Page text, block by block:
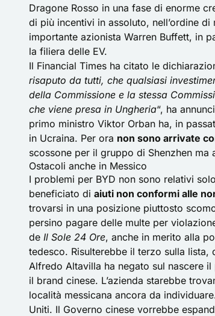
Dragone Rosso in una fase di enorme
di più incentivi in assoluto, nell’ordine
importante azionista Warren Buffett, in
la filiera delle EV.
Il Financial Times ha citato le
risaputo da tutti, che qualsiasi
della Commissione e la stessa
che viene presa in Ungheria“, ha
primo ministro Viktor Orban ha, in
in Ucraina. Per ora non sono arrivate
scossone per il gruppo di Shenzhen ma
Ostacoli anche in Messico
I problemi per BYD non sono relativi
beneficiato di aiuti non conformi alle
trovarsi in una posizione piuttosto
persino pagare delle multe per
de Il Sole 24 Ore, anche in merito alla
tedesco. Risulterebbe il terzo sulla lista,
Alfredo Altavilla ha negato sul nascere
il brand cinese. L’azienda starebbe
località messicana ancora da
Uniti. Il Governo cinese vorrebbe